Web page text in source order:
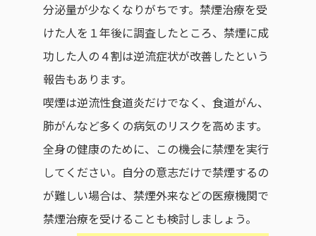
分泌量が少なくなりがちです。禁煙治療を受
けた人を１年後に調査したところ、禁煙に成
功した人の４割は逆流症状が改善したという
報告もあります。
喫煙は逆流性食道炎だけでなく、食道がん、
肺がんなど多くの病気のリスクを高めます。
全身の健康のために、この機会に禁煙を実行
してください。自分の意志だけで禁煙するの
が難しい場合は、禁煙外来などの医療機関で
禁煙治療を受けることも検討しましょう。